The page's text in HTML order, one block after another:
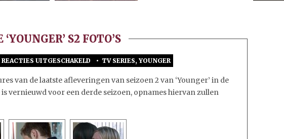
S2 FOTO’S
REACTIES UITGESCHAKELD
VOOR
‘YOUNGER’
• TV SERIES,YOUNGER
van de laatste afleveringen van seizoen 2 van ‘Younger’ in de
vernieuwd voor een derde seizoen, opnames hiervan zullen